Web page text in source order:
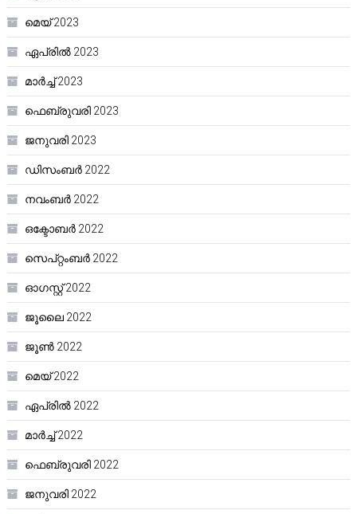
മെയ്‌ 2023
ഏപ്രിൽ 2023
മാർച്ച്‌ 2023
ഫെബ്രുവരി 2023
ജനുവരി 2023
ഡിസംബർ 2022
നവംബർ 2022
ഒക്ടോബർ 2022
സെപ്റ്റംബർ 2022
ഓഗസ്റ്റ്‌ 2022
ജൂലൈ 2022
ജൂൺ 2022
മെയ്‌ 2022
ഏപ്രിൽ 2022
മാർച്ച്‌ 2022
ഫെബ്രുവരി 2022
ജനുവരി 2022